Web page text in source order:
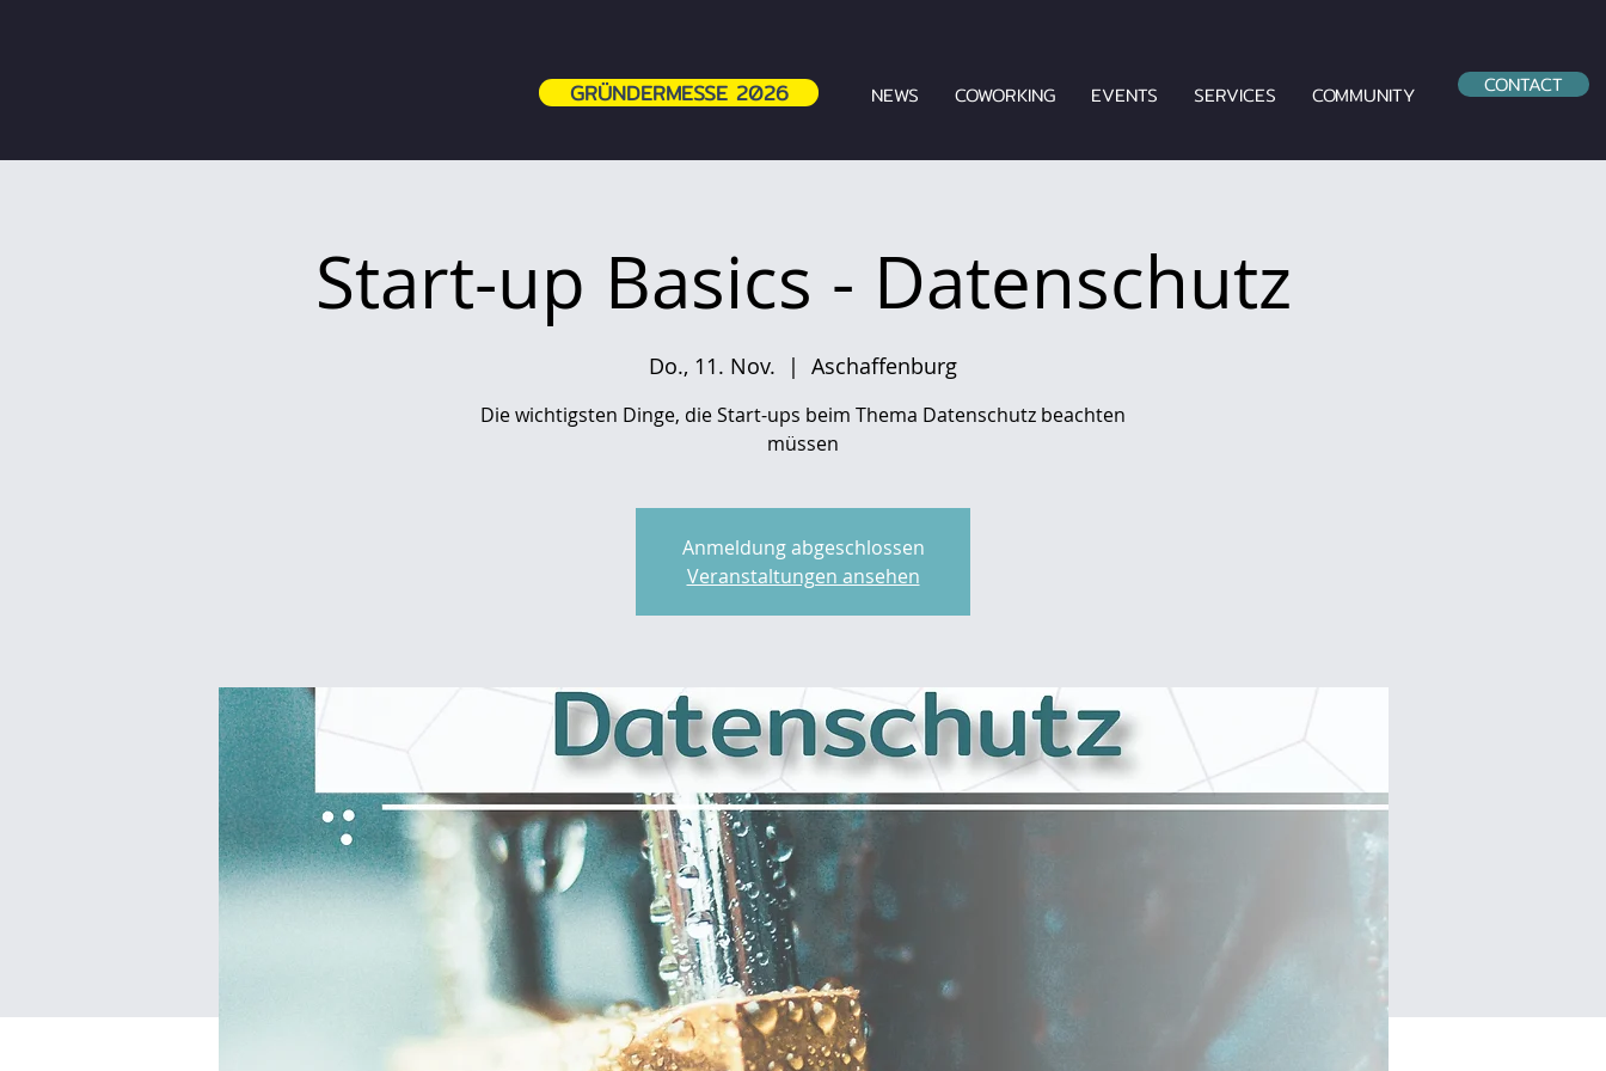
NEWS COWORKING EVENTS SERVICES COMMUNITY CONTACT
GRÜNDERMESSE 2026
Start-up Basics - Datenschutz
Do., 11. Nov.
  |
Aschaffenburg
Die wichtigsten Dinge, die Start-ups beim Thema Datenschutz beachten
müssen
Anmeldung abgeschlossen
Veranstaltungen ansehen